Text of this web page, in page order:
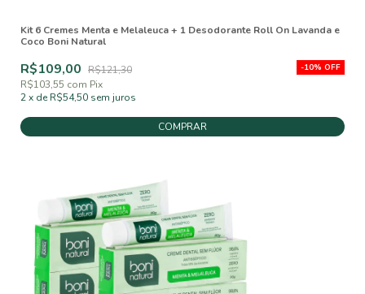
Kit 6 Cremes Menta e Melaleuca + 1 Desodorante Roll On Lavanda e
Coco Boni Natural
-10% OFF
R$109,00 R$121,30
R$103,55 com Pix
2x de R$54,50 sem juros